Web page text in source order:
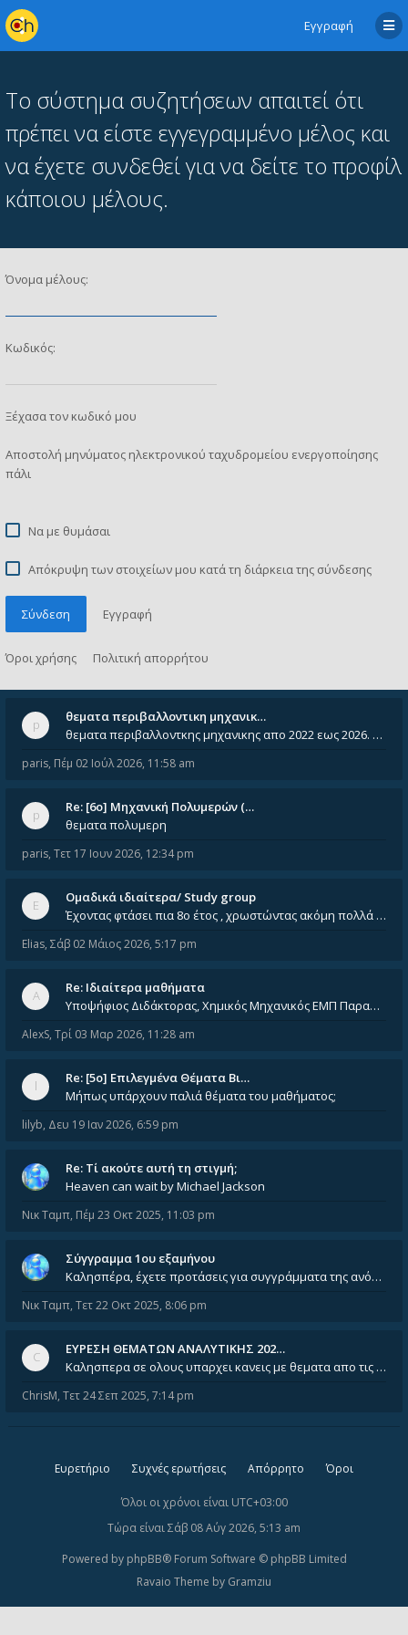
Εγγραφή
Το σύστημα συζητήσεων απαιτεί ότι
πρέπει να είστε εγγεγραμμένο μέλος και
να έχετε συνδεθεί για να δείτε το προφίλ
κάποιου μέλους.
Όνομα μέλους:
Κωδικός:
Ξέχασα τον κωδικό μου
Αποστολή μηνύματος ηλεκτρονικού ταχυδρομείου ενεργοποίησης
πάλι
Να με θυμάσαι
Απόκρυψη των στοιχείων μου κατά τη διάρκεια της σύνδεσης
Σύνδεση Εγγραφή
Όροι χρήσης Πολιτική απορρήτου
θεματα περιβαλλοντικη μηχανικ…
θεματα περιβαλλοντκης μηχανικης απο 2022 εως 2026. Δεν ειναι μεσα του Σεπτεμβιου του 2025. Αν τα εχει καποιος ας τα ανε
paris, Πέμ 02 Ιούλ 2026, 11:58 am
Re: [6o] Mηχανική Πολυμερών (…
θεματα πολυμερη
paris, Τετ 17 Ιουν 2026, 12:34 pm
Ομαδικά ιδιαίτερα/ Study group
Έχοντας φτάσει πια 8ο έτος , χρωστώντας ακόμη πολλά και χωρίς καμία όρεξη ούτε να διαβάσω μόνος μου ούτε να παρακολουθήσ
Elias, Σάβ 02 Μάιος 2026, 5:17 pm
Re: Ιδιαίτερα μαθήματα
Υποψήφιος Διδάκτορας, Χημικός Μηχανικός ΕΜΠ Παραδίδω ιδιαίτερα μαθήματα μέσης και ανώτατης εκπαίδευσης σε θετικές και τε
AlexS, Τρί 03 Μαρ 2026, 11:28 am
Re: [5ο] Επιλεγμένα Θέματα Βι…
Μήπως υπάρχουν παλιά θέματα του μαθήματος;
lilyb, Δευ 19 Ιαν 2026, 6:59 pm
Re: Tί ακούτε αυτή τη στιγμή;
Heaven can wait by Michael Jackson
Νικ Ταμπ, Πέμ 23 Οκτ 2025, 11:03 pm
Σύγγραμμα 1ου εξαμήνου
Καλησπέρα, έχετε προτάσεις για συγγράμματα της ανόργανης χημείας? Είμαι ανάμεσα σε Λιοδάκη, Chung και Atkins
Νικ Ταμπ, Τετ 22 Οκτ 2025, 8:06 pm
ΕΥΡΕΣΗ ΘΕΜΑΤΩΝ ΑΝΑΛΥΤΙΚΗΣ 202…
Καλησπερα σε ολους υπαρχει κανεις με θεματα απο τις εξετασεις του ιουνιου και σεπτεμβρίου για την αναλυτικη χημεια
ChrisM, Τετ 24 Σεπ 2025, 7:14 pm
Ευρετήριο Συχνές ερωτήσεις Απόρρητο Όροι
Όλοι οι χρόνοι είναι UTC+03:00
Τώρα είναι Σάβ 08 Αύγ 2026, 5:13 am
Powered by phpBB® Forum Software © phpBB Limited
Ravaio Theme by Gramziu